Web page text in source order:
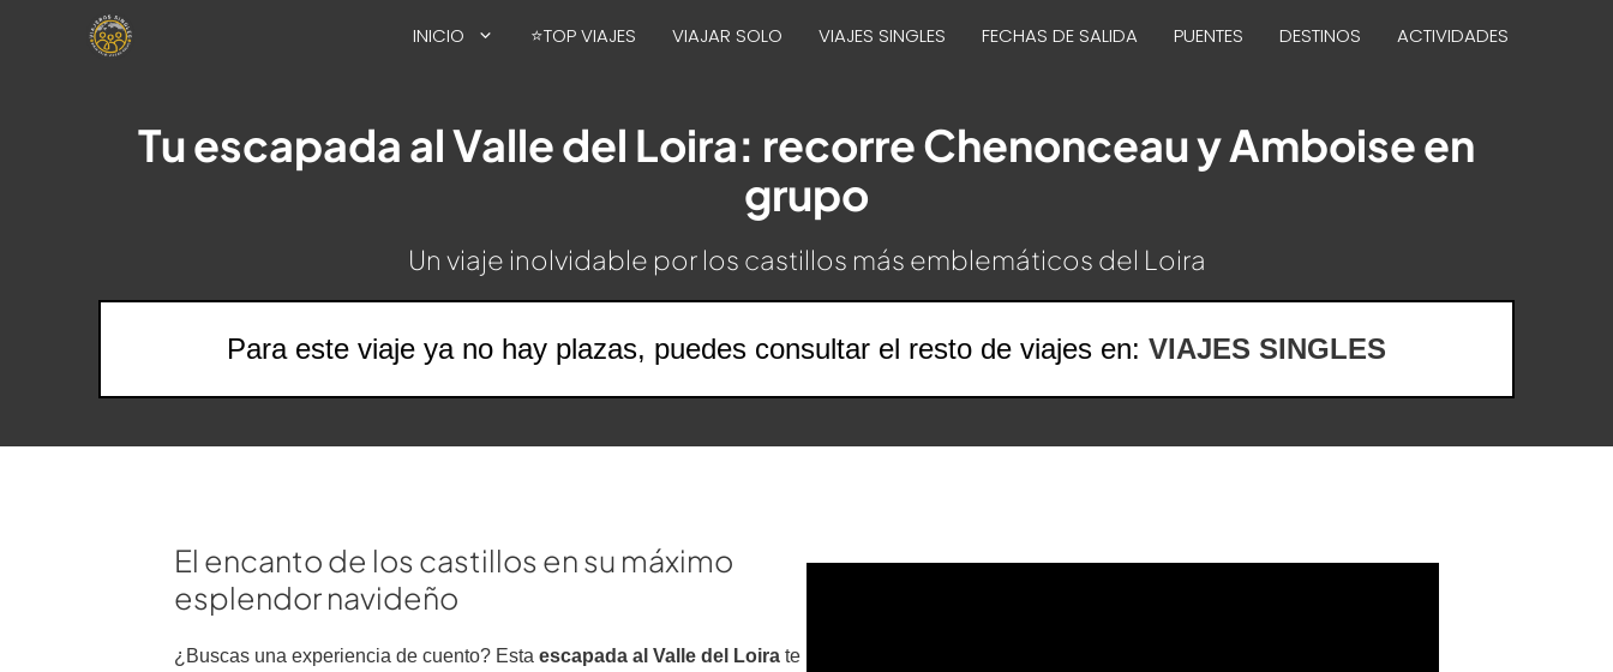
INICIO ⭐TOP VIAJES VIAJAR SOLO VIAJES SINGLES FECHAS DE SALIDA PUENTES DESTINOS ACTIVIDADES
Tu escapada al Valle del Loira: recorre Chenonceau y Amboise en
grupo
Un viaje inolvidable por los castillos más emblemáticos del Loira
Para este viaje ya no hay plazas, puedes consultar el resto de viajes en: VIAJES SINGLES
El encanto de los castillos en su máximo
esplendor navideño
¿Buscas una experiencia de cuento? Esta escapada al Valle del Loira te